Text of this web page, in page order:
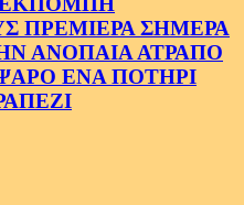
ΠΡΕΜΙΕΡΑ ΣΗΜΕΡΑ
ΑΝΟΠΑΙΑ ΑΤΡΑΠΟ
ΕΝΑ ΠΟΤΗΡΙ